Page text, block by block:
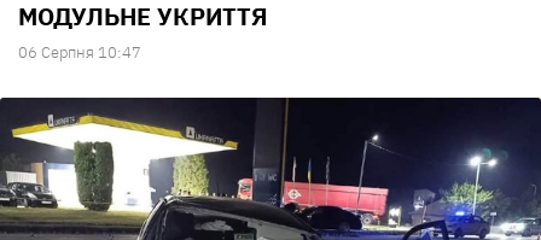
МОДУЛЬНЕ УКРИТТЯ
06 Серпня 10:47